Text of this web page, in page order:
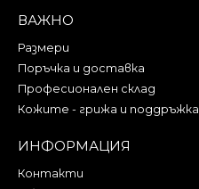
ВАЖНО
Размери
Поръчка и доставка
Професионален склад
Кожите - грижа и поддръжка
ИНФОРМАЦИЯ
Контакти